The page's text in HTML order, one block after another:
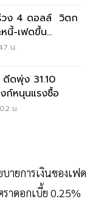
วง 4 ดอลล์ วิตก
นี้-เฟดขึ้น
น.
ดพุ่ง 31.10
ก์หนุนแรงซื้อ
น.
ยการเงินของเฟด
าดอกเบี้ย 0.25%